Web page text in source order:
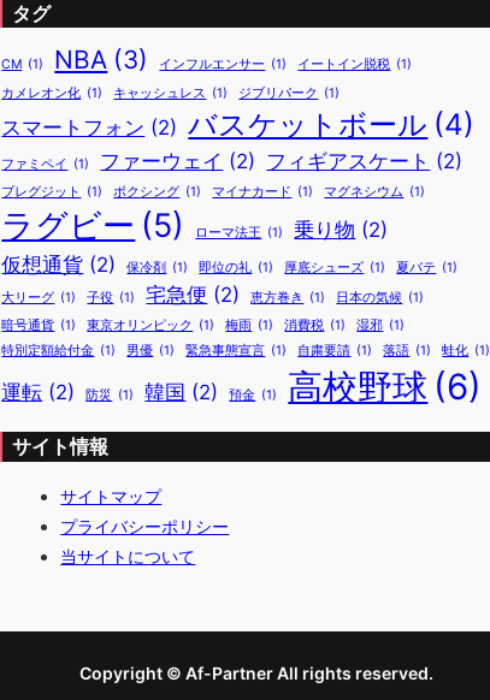
タグ
CM (1) NBA (3) インフルエンサー (1) イートイン脱税 (1)
カメレオン化 (1) キャッシュレス (1) ジブリパーク (1)
スマートフォン (2) バスケットボール (4)
ファミペイ (1) ファーウェイ (2) フィギアスケート (2)
ブレグジット (1) ボクシング (1) マイナカード (1) マグネシウム (1)
ラグビー (5) ローマ法王 (1) 乗り物 (2)
仮想通貨 (2) 保冷剤 (1) 即位の礼 (1) 厚底シューズ (1) 夏バテ (1)
大リーグ (1) 子役 (1) 宅急便 (2) 恵方巻き (1) 日本の気候 (1)
暗号通貨 (1) 東京オリンピック (1) 梅雨 (1) 消費税 (1) 湿邪 (1)
特別定額給付金 (1) 男優 (1) 緊急事態宣言 (1) 自粛要請 (1) 落語 (1) 蛙化 (1)
運転 (2) 防災 (1) 韓国 (2) 預金 (1) 高校野球 (6)
サイト情報
サイトマップ
プライバシーポリシー
当サイトについて
Copyright © Af-Partner All rights reserved.